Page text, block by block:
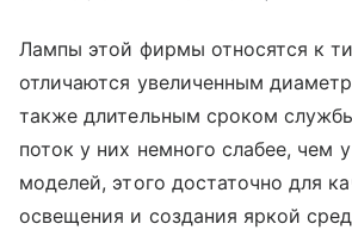
Лампы этой фирмы относятся к
отличаются увеличенным
также длительным сроком
поток у них немного слабее, чем
моделей, этого достаточно для
освещения и создания яркой